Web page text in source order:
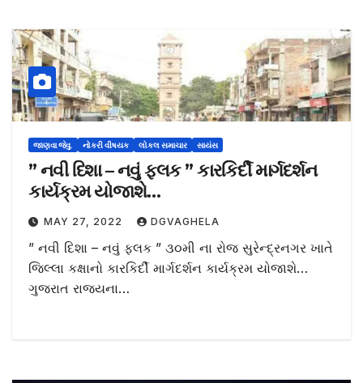
જાણવા જેવુ. નોકરી વીષયક લોકલ સમાચાર સાયંસ
” નવી દિશા – નવું ફલક ” કારકિર્દી માર્ગદર્શન
કાર્યક્રમ યોજાશે…
MAY 27, 2022 DGVAGHELA
” નવી દિશા – નવું ફલક ” ૩૦મી ના રોજ સુરેન્દ્રનગર ખાતે
જિલ્લા કક્ષાનો કારકિર્દી માર્ગદર્શન કાર્યક્રમ યોજાશે…
ગુજરાત રાજ્યના…